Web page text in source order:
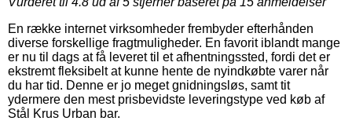
En række internet virksomheder frembyder efterhånden
diverse forskellige fragtmuligheder. En favorit iblandt mange
er nu til dags at få leveret til et afhentningssted, fordi det er
ekstremt fleksibelt at kunne hente de nyindkøbte varer når
du har tid. Denne er jo meget gnidningsløs, samt tit
ydermere den mest prisbevidste leveringstype ved køb af
Stål Krus Urban bar.